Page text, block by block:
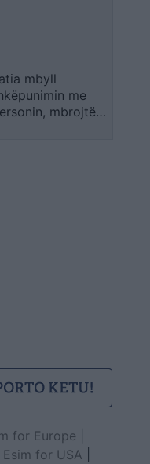
mbyll
me
mbrojtësi
for Europe
Esim for USA